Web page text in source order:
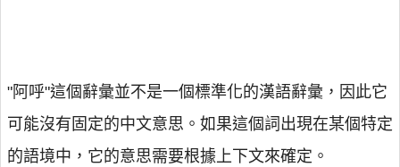
"阿呼"這個辭彙並不是一個標準化的漢語辭彙，因此它
可能沒有固定的中文意思。如果這個詞出現在某個特定
的語境中，它的意思需要根據上下文來確定。